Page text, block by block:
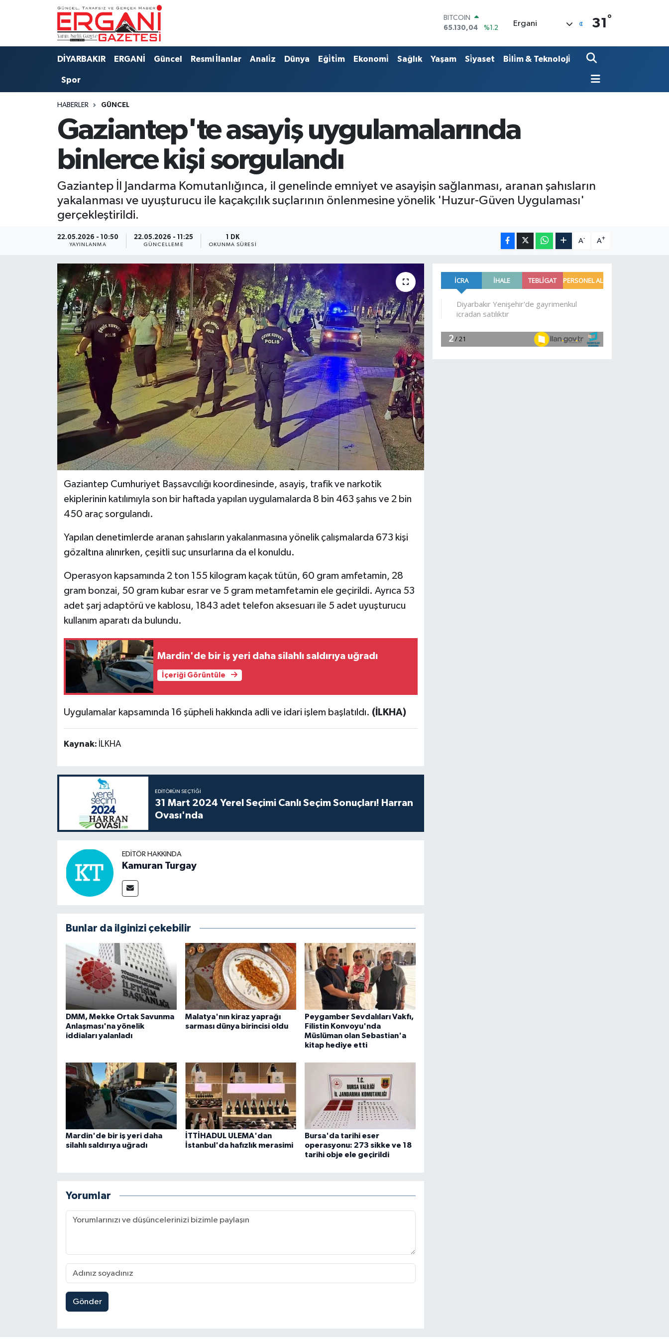
BITCOIN
65.130,04
%1.2
47,7436
%0.18
EURO
13.773
%-19
Ergani 31 °
DİYARBAKIR ERGANİ Güncel Resmi İlanlar Anali̇z Dünya Eği̇ti̇m Ekonomi̇ Sağlık Yaşam Si̇yaset Bi̇li̇m & Teknoloji̇
Spor
HABERLER GÜNCEL
Gaziantep'te asayiş uygulamalarında
binlerce kişi sorgulandı
Gaziantep İl Jandarma Komutanlığınca, il genelinde emniyet ve asayişin sağlanması, aranan şahısların
yakalanması ve uyuşturucu ile kaçakçılık suçlarının önlenmesine yönelik 'Huzur-Güven Uygulaması'
gerçekleştirildi.
22.05.2026 - 10:50
YAYINLANMA
22.05.2026 - 11:25
GÜNCELLEME
1 DK
OKUNMA SÜRESI
A- A+
Gaziantep Cumhuriyet Başsavcılığı koordinesinde, asayiş, trafik ve narkotik
ekiplerinin katılımıyla son bir haftada yapılan uygulamalarda 8 bin 463 şahıs ve 2 bin
450 araç sorgulandı.
Yapılan denetimlerde aranan şahısların yakalanmasına yönelik çalışmalarda 673 kişi
gözaltına alınırken, çeşitli suç unsurlarına da el konuldu.
Operasyon kapsamında 2 ton 155 kilogram kaçak tütün, 60 gram amfetamin, 28
gram bonzai, 50 gram kubar esrar ve 5 gram metamfetamin ele geçirildi. Ayrıca 53
adet şarj adaptörü ve kablosu, 1843 adet telefon aksesuarı ile 5 adet uyuşturucu
kullanım aparatı da bulundu.
Mardin'de bir iş yeri daha silahlı saldırıya uğradı
İçeriği Görüntüle
Uygulamalar kapsamında 16 şüpheli hakkında adli ve idari işlem başlatıldı. (İLKHA)
Kaynak: İLKHA
EDITÖRÜN SEÇTIĞI
31 Mart 2024 Yerel Seçimi Canlı Seçim Sonuçları! Harran
Ovası'nda
EDITÖR HAKKINDA
Kamuran Turgay
Bunlar da ilginizi çekebilir
DMM, Mekke Ortak Savunma
Anlaşması'na yönelik
iddiaları yalanladı
Malatya'nın kiraz yaprağı
sarması dünya birincisi oldu
Peygamber Sevdalıları Vakfı,
Filistin Konvoyu'nda
Müslüman olan Sebastian'a
kitap hediye etti
Mardin'de bir iş yeri daha
silahlı saldırıya uğradı
İTTİHADUL ULEMA'dan
İstanbul'da hafızlık merasimi
Bursa'da tarihi eser
operasyonu: 273 sikke ve 18
tarihi obje ele geçirildi
Yorumlar
Gönder
DİYARBAKIR
BAĞLAR
ERGANİ
Resmi İlanlar
Si̇yaset
Bi̇li̇m & Teknoloji̇
Ergani Nöbetçi Eczaneler
Ergani Hava Durumu
Tüm Manşetler
Son Dakika Haberleri
Haber Arşivi